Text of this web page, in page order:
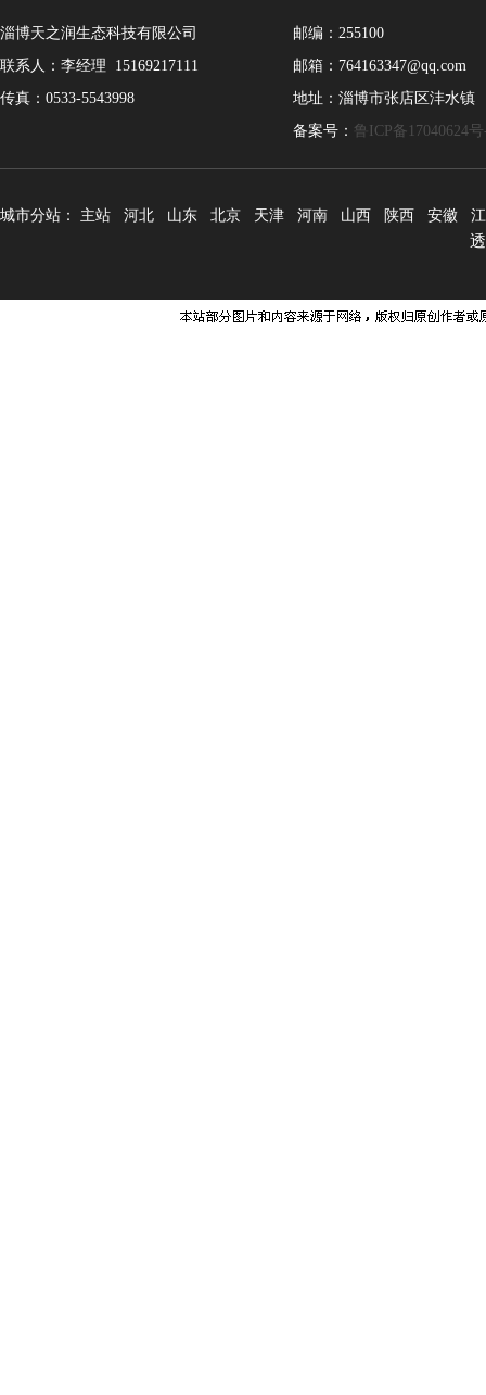
淄博天之润生态科技有限公司
联系人：李经理 15169217111
传真：0533-5543998
邮编：255100
邮箱：764163347@qq.com
地址：淄博市张店区沣水镇
备案号： 鲁ICP备17040624
城市分站： 主站 河北 山东 北京 天津 河南 山西 陕西 安徽